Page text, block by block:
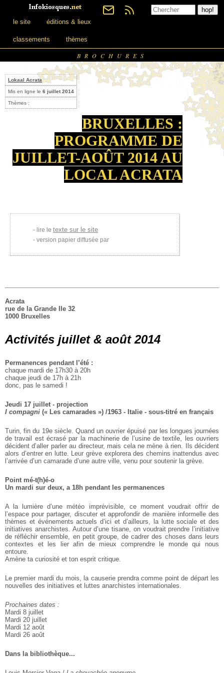
le site éditions & lieux
classements thèmes
BROCHURES
Lokaal Acrata
Mis en ligne le 6 juillet 2014
Thèmes :
BRUXELLES :
PROGRAMME DE
JUILLET-AOÛT 2014 AU
LOCAL ACRATA
lire le texte sur le site
version papier diffusée par
Acrata
rue de la Grande Ile 32
1000 Bruxelles
Activités juillet & août 2014
Permanences pendant l’été :
chaque mardi de 17h30 à 20h
chaque jeudi de 17h à 21h
donc, pas le samedi !
Jeudi 17 juillet - projection
I compagni (« Les camarades ») /1963 - Italie - sous-titré en français
Turin, fin du 19e siècle. Quand un ouvrier épuisé par les longues journées
detravail est écrasé par la machinerie de l’usine de textile, les ouvriers
décident d’aller parler au directeur, mais cela ne mène à rien. Ils décident
alors d’entrer en lutte. Leur grève explorera des chemins inattendus avec
l’arrivée d’un camarade d’une autre ville, venu pour soutenir la grève.
Point mé-t(h)é-o
Un mardi sur deux, a 18h pendant les permanences
A la lumière d’une météo imprévisible, ce moment voudrait offrir de
l’espace pourpartager, discuter et approfondir de manière informelle des
thèmes et événementsactuels d’ici et d’ailleurs, la lutte sociale et des
initiatives anarchistes. Autour d’une tisane, on voudrait prendre l’initiative
de réfléchir ensemble, en petit groupe, de cadrer des choses dans leurs
contextes et les lier afin de mieux comprendre le monde qui nous
entoure.
Amène ta curiosité et ton esprit critique.
Le premier mardi du mois, la causerie prendra comme point de départ les
nouvelles des initiatives et luttes anarchistes internationales.
Prochaines dates :
Mardi 8 juillet
Mardi 20 juillet
Mardi 12 août
Mardi 26 août
Dans la bibliothèque...